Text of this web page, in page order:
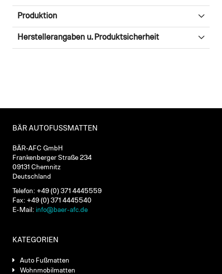
Produktion
Herstellerangaben u. Produktsicherheit
BÄR AUTOFUSSMATTEN
BÄR-AFC GmbH
Frankenberger Straße 234
09131 Chemnitz
Deutschland
Telefon: +49 (0) 371 4445559
Fax: +49 (0) 371 4445540
E-Mail: info@baer-afc.de
KATEGORIEN
Auto Fußmatten
Wohnmobilmatten